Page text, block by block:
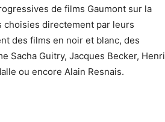
de films Gaumont sur la
directement par leurs
des films en noir et blanc, des
Sacha Guitry, Jacques Becker, Henri
ou encore Alain Resnais.